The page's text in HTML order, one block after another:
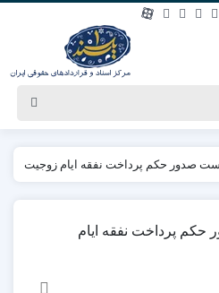
صدور حکم پرداخت نفقه ایام زوجیت
حکم پرداخت نفقه ایام